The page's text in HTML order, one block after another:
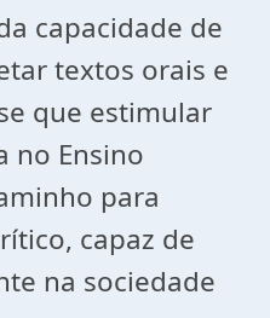
capacidade de
textos orais e
que estimular
no Ensino
para
capaz de
na sociedade